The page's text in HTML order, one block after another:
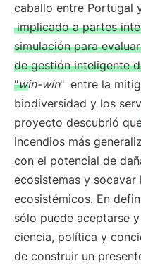
caballo entre Portugal
implicado a partes
simulación para
de gestión inteligente
"win-win" entre la
biodiversidad y los
proyecto descubrió
incendios más
con el potencial de
ecosistemas y
ecosistémicos. En
sólo puede aceptarse
ciencia, política y
de construir un